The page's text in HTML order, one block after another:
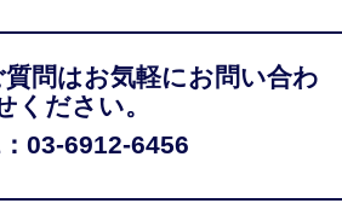
問はお気軽にお問い合わ
ください。
03-6912-6456